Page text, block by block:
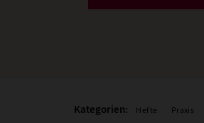
Kategorien: Hefte Praxis